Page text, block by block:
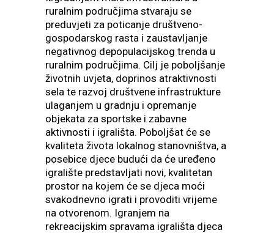
ruralnim područjima stvaraju se
preduvjeti za poticanje društveno-
gospodarskog rasta i zaustavljanje
negativnog depopulacijskog trenda u
ruralnim područjima. Cilj je poboljšanje
životnih uvjeta, doprinos atraktivnosti
sela te razvoj društvene infrastrukture
ulaganjem u gradnju i opremanje
objekata za sportske i zabavne
aktivnosti i igrališta. Poboljšat će se
kvaliteta života lokalnog stanovništva, a
posebice djece budući da će uređeno
igralište predstavljati novi, kvalitetan
prostor na kojem će se djeca moći
svakodnevno igrati i provoditi vrijeme
na otvorenom. Igranjem na
rekreacijskim spravama igrališta djeca